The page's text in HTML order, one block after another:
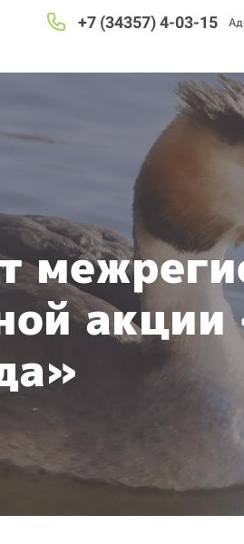
+7 (34357) 4-03-15
акции